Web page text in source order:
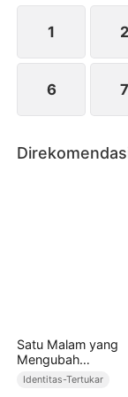
meninggalkan
1
2
6 7
Satu Malam yang
Mengubah
Takdirku
Identitas-Tertukar